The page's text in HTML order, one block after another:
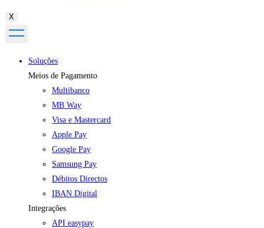
X
Soluções
Meios de Pagamento
Multibanco
MB Way
Visa e Mastercard
Apple Pay
Google Pay
Samsung Pay
Débitos Directos
IBAN Digital
Integrações
API easypay